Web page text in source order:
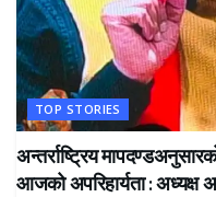
TOP STORIES
अन्तर्राष्ट्रिय
आजको अपरिहार्यता : अध्यक्ष